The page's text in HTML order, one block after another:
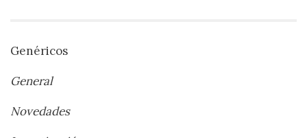
Genéricos
General
Novedades